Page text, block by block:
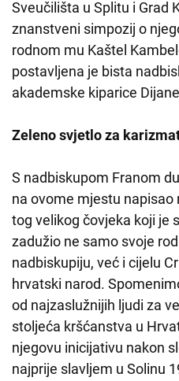
Sveučilišta u Splitu i Grad
znanstveni simpozij o
rodnom mu Kaštel
postavljena je bista
akademske kiparice
Zeleno svjetlo za
S nadbiskupom Franom
na ovome mjestu napisao
tog velikog čovjeka koji je
zadužio ne samo svoje
nadbiskupiju, već i cijelu
hrvatski narod.
od najzaslužnijih ljudi za
stoljeća kršćanstva u
njegovu inicijativu nakon
najprije slavljem u Solinu